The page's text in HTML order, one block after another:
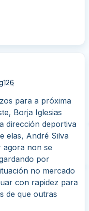
para a próxima
Borja Iglesias
dirección deportiva
elas, André Silva
non se
por
no mercado
con rapidez para
de que outras